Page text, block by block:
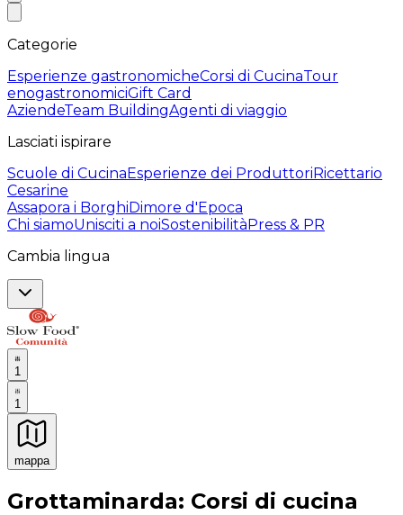
Categorie
Esperienze gastronomicheCorsi di CucinaTour
enogastronomiciGift Card
AziendeTeam BuildingAgenti di viaggio
Lasciati ispirare
Scuole di CucinaEsperienze dei ProduttoriRicettario
Cesarine
Assapora i BorghiDimore d'Epoca
Chi siamoUnisciti a noiSostenibilitàPress & PR
Cambia lingua
1
1
mappa
Esperienze culinarie indimenticabili: Esperienze
Grottaminarda: Corsi di cucina